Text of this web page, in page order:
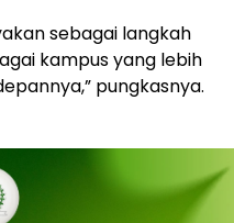
sebagai langkah
kampus yang lebih
pungkasnya.